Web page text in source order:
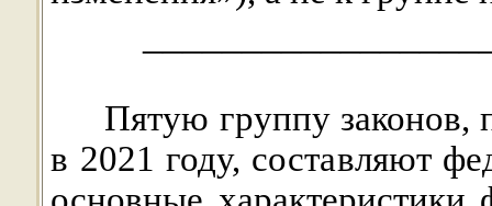
Пятую группу законов,
в 2021 году, составляют